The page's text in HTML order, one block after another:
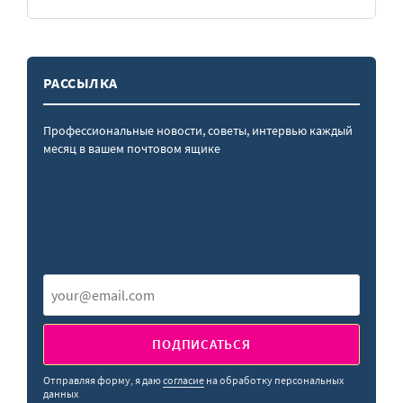
РАССЫЛКА
Профессиональные новости, советы, интервью каждый
месяц в вашем почтовом ящике
ПОДПИСАТЬСЯ
Отправляя форму, я даюсогласие на обработку персональных
данных